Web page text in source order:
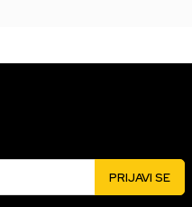
PRIJAVI SE